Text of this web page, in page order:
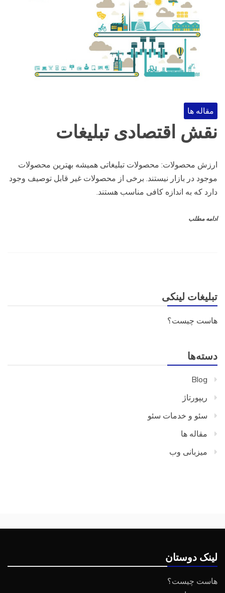
مقاله ها
نقش اقتصادی تبلیغات
ارزش محصولات: محصولات تبلیغاتی همیشه بهترین محصولات
موجود در بازار نیستند. برخی از محصولات غیر قابل توصیف وجود
دارد که به اندازه کافی مناسب هستند.
ادامه مطلب
تبلیغات لینکی
هاست چیست؟
دسته‌ها
Blog
ریپورتاژ
سئو و خدمات سئو
مقاله ها
میزبانی وب
لینک دوستان
هاست چیست؟